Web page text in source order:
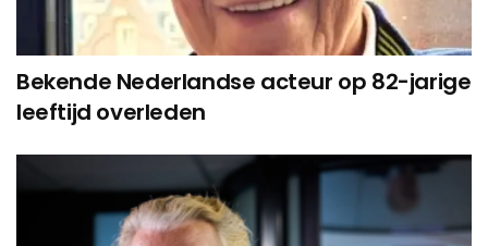
Bekende Nederlandse acteur op 82-jarige
leeftijd overleden